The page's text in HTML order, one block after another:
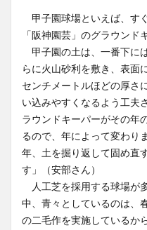
甲子園球場といえば、す
「阪神園芸」のグラウンド
甲子園の土は、一番下に
らに火山砂利を敷き、表面
センチメートルほどの厚さ
い込みやすくなるよう工夫
ラウンドキーパーがその年
るので、年によって変わり
年、土を掘り返して固め直
す」（安部さん）
人工芝を採用する球場が
中、青々としているのは、
の二毛作を実施しているか